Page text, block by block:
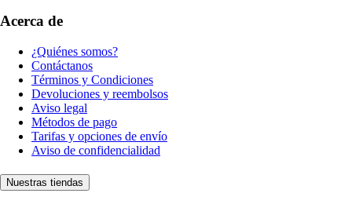
Acerca de
¿Quiénes somos?
Contáctanos
Términos y Condiciones
Devoluciones y reembolsos
Aviso legal
Métodos de pago
Tarifas y opciones de envío
Aviso de confidencialidad
Nuestras tiendas